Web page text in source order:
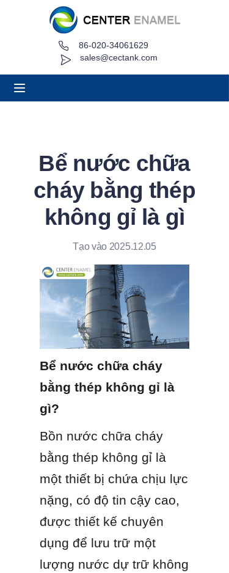
sales@cectank.com
86-020-34061629
Bể nước chữa
cháy bằng thép
không gỉ là gì
Tạo vào 2025.12.05
Bể nước chữa cháy
bằng thép không gỉ là
gì?
Bồn nước chữa cháy
bằng thép không gỉ là
một thiết bị chứa chịu lực
nặng, có độ tin cậy cao,
được thiết kế chuyên
dụng để lưu trữ một
lượng nước dự trữ không
Trang chủ
Về
Yêu cầu báo giá
Liên hệ